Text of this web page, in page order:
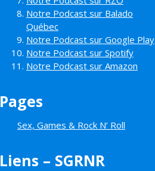
Notre Podcast sur Balado
Québec
Notre Podcast sur Google Play
Notre Podcast sur Spotify
Notre Podcast sur Amazon
Pages
Sex, Games & Rock N’ Roll
Liens – SGRNR